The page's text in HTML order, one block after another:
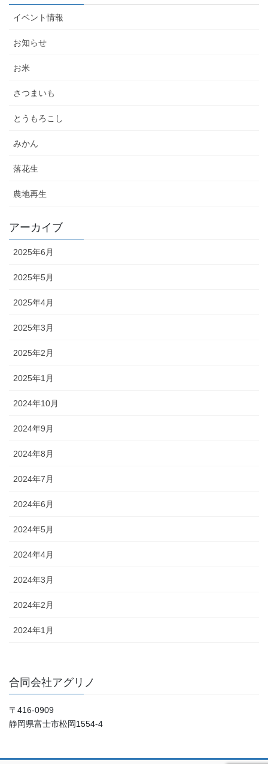
イベント情報
お知らせ
お米
さつまいも
とうもろこし
みかん
落花生
農地再生
アーカイブ
2025年6月
2025年5月
2025年4月
2025年3月
2025年2月
2025年1月
2024年10月
2024年9月
2024年8月
2024年7月
2024年6月
2024年5月
2024年4月
2024年3月
2024年2月
2024年1月
合同会社アグリノ
〒416-0909
静岡県富士市松岡1554-4